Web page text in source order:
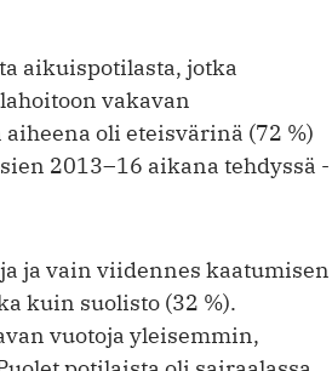
aikuispotilasta, jotka
vakavan
oli eteisvärinä (72 %)
2013–16 aikana tehdyssä
ja vain viidennes kaatumisen
kuin suolisto (32 %).
vuotoja yleisemmin,